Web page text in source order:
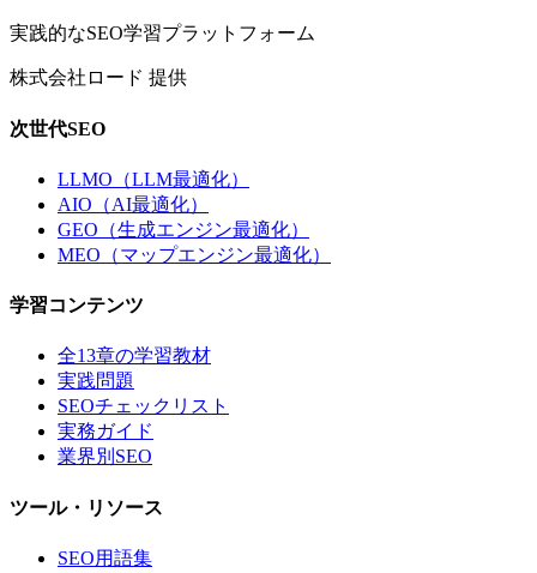
実践的なSEO学習プラットフォーム
株式会社ロード 提供
次世代SEO
LLMO（LLM最適化）
AIO（AI最適化）
GEO（生成エンジン最適化）
MEO（マップエンジン最適化）
学習コンテンツ
全13章の学習教材
実践問題
SEOチェックリスト
実務ガイド
業界別SEO
ツール・リソース
SEO用語集